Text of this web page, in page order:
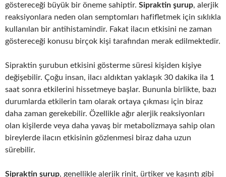
göstereceği büyük bir öneme sahiptir. Sipraktin şurup, alerjik
reaksiyonlara neden olan semptomları hafifletmek için sıklıkla
kullanılan bir antihistamindir. Fakat ilacın etkisini ne zaman
göstereceği konusu birçok kişi tarafından merak edilmektedir.
Sipraktin şurubun etkisini gösterme süresi kişiden kişiye
değişebilir. Çoğu insan, ilacı aldıktan yaklaşık 30 dakika ila 1
saat sonra etkilerini hissetmeye başlar. Bununla birlikte, bazı
durumlarda etkilerin tam olarak ortaya çıkması için biraz
daha zaman gerekebilir. Özellikle ağır alerjik reaksiyonları
olan kişilerde veya daha yavaş bir metabolizmaya sahip olan
bireylerde ilacın etkisinin gözlenmesi biraz daha uzun
sürebilir.
Sipraktin şurup, genellikle alerjik rinit, ürtiker ve kaşıntı gibi